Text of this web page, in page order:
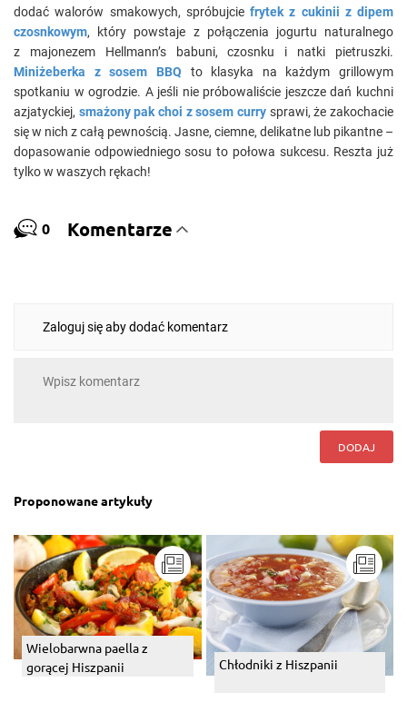
dodać walorów smakowych, spróbujcie frytek z cukinii z dipem
czosnkowym, który powstaje z połączenia jogurtu naturalnego
z majonezem Hellmann’s babuni, czosnku i natki pietruszki.
Miniżeberka z sosem BBQ to klasyka na każdym grillowym
spotkaniu w ogrodzie. A jeśli nie próbowaliście jeszcze dań kuchni
azjatyckiej, smażony pak choi z sosem curry sprawi, że zakochacie
się w nich z całą pewnością. Jasne, ciemne, delikatne lub pikantne –
dopasowanie odpowiedniego sosu to połowa sukcesu. Reszta już
tylko w waszych rękach!
0 Komentarze
Zaloguj się aby dodać komentarz
DODAJ
Proponowane artykuły
Wielobarwna paella z
gorącej Hiszpanii
Chłodniki z Hiszpanii